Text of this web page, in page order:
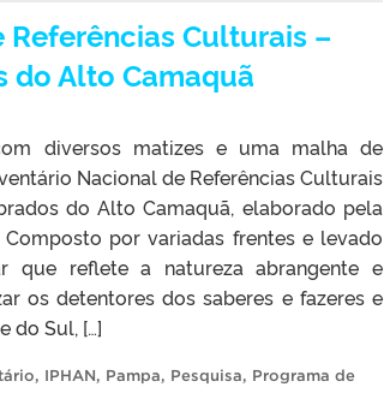
Culturais –
do Alto Camaquã
diversos matizes e uma malha de
Nacional de Referências Culturais
do Alto Camaquã, elaborado pela
Composto por variadas frentes e levado
que reflete a natureza abrangente e
os detentores dos saberes e fazeres e
do Sul, […]
, IPHAN, Pampa, Pesquisa, Programa de